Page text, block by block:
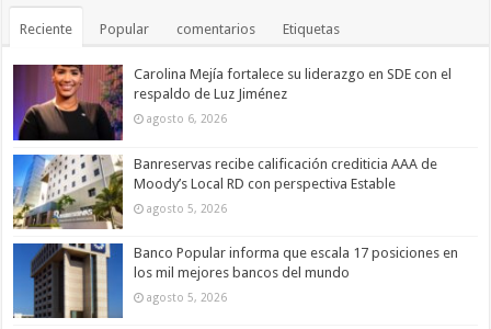
Reciente Popular comentarios Etiquetas
Carolina Mejía fortalece su liderazgo en SDE con el
respaldo de Luz Jiménez
agosto 6, 2026
Banreservas recibe calificación crediticia AAA de
Moody’s Local RD con perspectiva Estable
agosto 5, 2026
Banco Popular informa que escala 17 posiciones en
los mil mejores bancos del mundo
agosto 5, 2026